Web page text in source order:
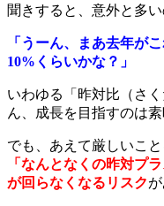
聞きすると、意外と多
「うーん、まあ去年が
10%くらいかな？」
いわゆる「昨対比（さ
ん、成長を目指すのは
でも、あえて厳しいこ
「なんとなくの昨対プ
が回らなくなるリスク